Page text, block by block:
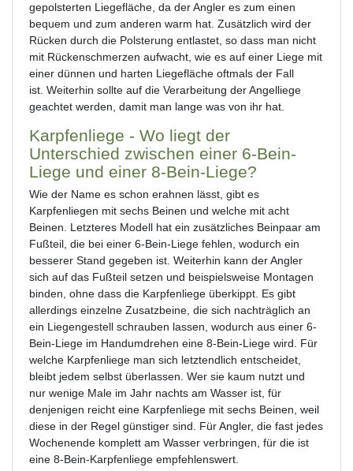
gepolsterten Liegefläche, da der Angler es zum einen
bequem und zum anderen warm hat. Zusätzlich wird der
Rücken durch die Polsterung entlastet, so dass man nicht
mit Rückenschmerzen aufwacht, wie es auf einer Liege mit
einer dünnen und harten Liegefläche oftmals der Fall
ist. Weiterhin sollte auf die Verarbeitung der Angelliege
geachtet werden, damit man lange was von ihr hat.
Karpfenliege - Wo liegt der
Unterschied zwischen einer 6-Bein-
Liege und einer 8-Bein-Liege?
Wie der Name es schon erahnen lässt, gibt es
Karpfenliegen mit sechs Beinen und welche mit acht
Beinen. Letzteres Modell hat ein zusätzliches Beinpaar am
Fußteil, die bei einer 6-Bein-Liege fehlen, wodurch ein
besserer Stand gegeben ist. Weiterhin kann der Angler
sich auf das Fußteil setzen und beispielsweise Montagen
binden, ohne dass die Karpfenliege überkippt. Es gibt
allerdings einzelne Zusatzbeine, die sich nachträglich an
ein Liegengestell schrauben lassen, wodurch aus einer 6-
Bein-Liege im Handumdrehen eine 8-Bein-Liege wird. Für
welche Karpfenliege man sich letztendlich entscheidet,
bleibt jedem selbst überlassen. Wer sie kaum nutzt und
nur wenige Male im Jahr nachts am Wasser ist, für
denjenigen reicht eine Karpfenliege mit sechs Beinen, weil
diese in der Regel günstiger sind. Für Angler, die fast jedes
Wochenende komplett am Wasser verbringen, für die ist
eine 8-Bein-Karpfenliege empfehlenswert.